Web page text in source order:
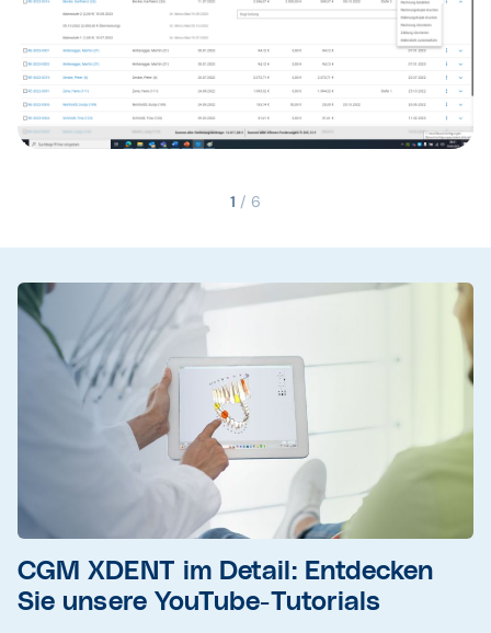
1 / 6
CGM XDENT im Detail: Entdecken
Sie unsere YouTube-Tutorials